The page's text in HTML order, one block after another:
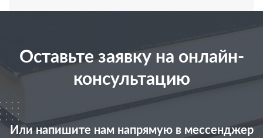
Оставьте заявку на онлайн-
консультацию
Или напишите нам напрямую в мессенджер